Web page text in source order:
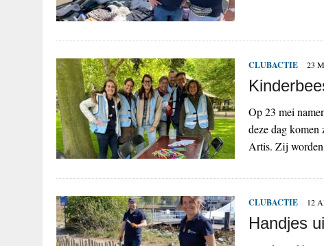
CLUBACTIE 23
Op 23 mei
deze dag komen
Artis. Zij
CLUBACTIE 12
Handjes